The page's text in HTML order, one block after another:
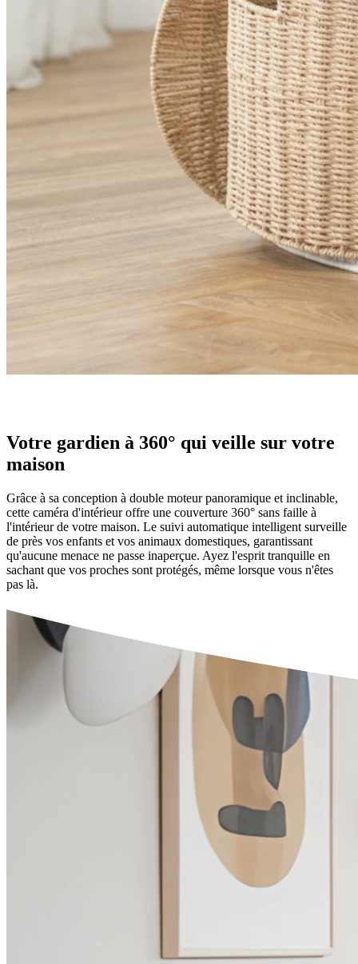
Votre gardien à 360° qui veille sur votre
maison
Grâce à sa conception à double moteur panoramique et inclinable,
cette caméra d'intérieur offre une couverture 360° sans faille à
l'intérieur de votre maison. Le suivi automatique intelligent surveille
de près vos enfants et vos animaux domestiques, garantissant
qu'aucune menace ne passe inaperçue. Ayez l'esprit tranquille en
sachant que vos proches sont protégés, même lorsque vous n'êtes
pas là.